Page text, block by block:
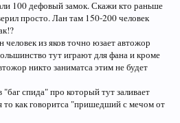
100 дефовый замок. Скажи кто раньше
просто. Лан там 150-200 человек
из яков точно юзает автожор
тут играют для фана и кроме
никто заниматса этим не будет
спида" про который тут заливает
как говоритса "пришедший с мечом от